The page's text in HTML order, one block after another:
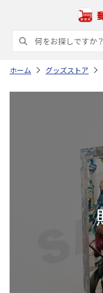
ホーム グッズストア